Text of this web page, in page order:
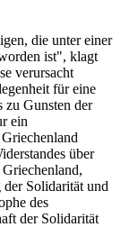
die unter einer
ist", klagt
verursacht
für eine
zu Gunsten der
ein
über
Solidarität und
des
der Solidarität